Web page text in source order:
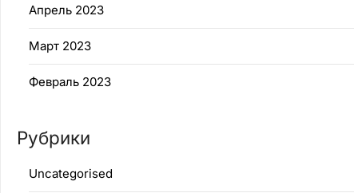
Апрель 2023
Март 2023
Февраль 2023
Рубрики
Uncategorised